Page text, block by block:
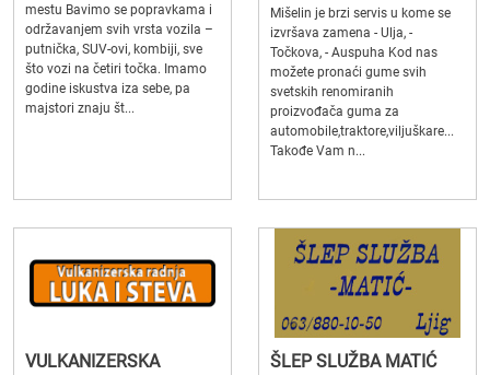
mestu Bavimo se popravkama i
održavanjem svih vrsta vozila –
putnička, SUV-ovi, kombiji, sve
što vozi na četiri točka. Imamo
godine iskustva iza sebe, pa
majstori znaju št...
Mišelin je brzi servis u kome se
izvršava zamena - Ulja, -
Točkova, - Auspuha Kod nas
možete pronaći gume svih
svetskih renomiranih
proizvođača guma za
automobile,traktore,viljuškare...
Takođe Vam n...
VULKANIZERSKA
ŠLEP SLUŽBA MATIĆ